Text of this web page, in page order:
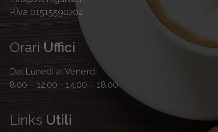
P.iva 01515590204
Orari Uffici
Dal Lunedì al Venerdì
8.00 – 12.00 • 14.00 – 18.00
Links Utili